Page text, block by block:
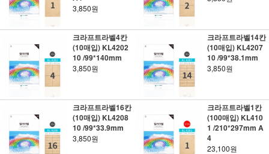
3,850원
크라프트라벨4칸
(10매입) KL4202
10 /99*140mm
3,850원
크라프트라벨14칸
(10매입) KL4207
10 /99*38.1mm
3,850원
크라프트라벨16칸
(10매입) KL4208
10 /99*33.9mm
3,850원
크라프트라벨1칸
(100매입) KL410
1 /210*297mm A
4
23,100원